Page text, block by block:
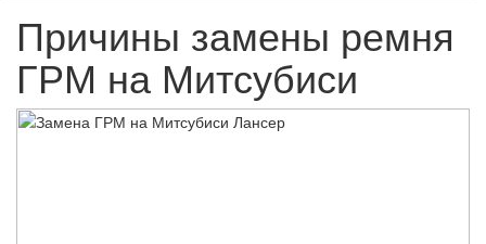
Причины замены ремня
ГРМ на Митсубиси